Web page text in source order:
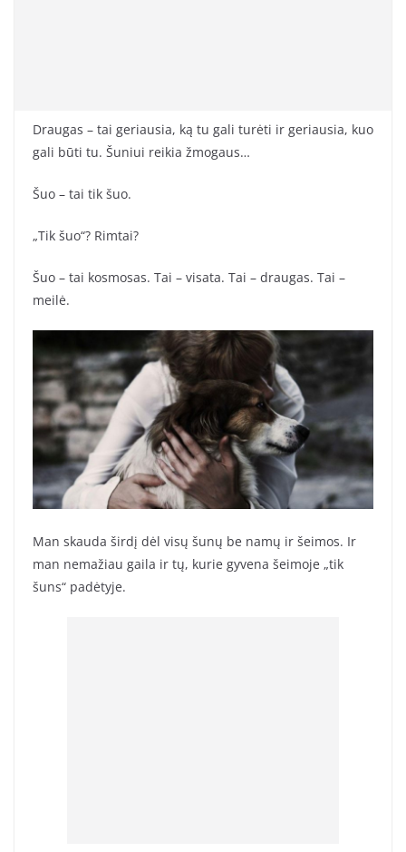
Draugas – tai geriausia, ką tu gali turėti ir geriausia, kuo
gali būti tu. Šuniui reikia žmogaus…
Šuo – tai tik šuo.
„Tik šuo“? Rimtai?
Šuo – tai kosmosas. Tai – visata. Tai – draugas. Tai –
meilė.
Man skauda širdį dėl visų šunų be namų ir šeimos. Ir
man nemažiau gaila ir tų, kurie gyvena šeimoje „tik
šuns“ padėtyje.